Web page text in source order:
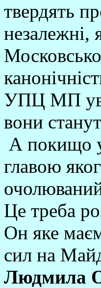
твердять
незалежні,
УПЦ МП
вони
А покищо
главою
Це треба
Он яке
сил на
Людмила